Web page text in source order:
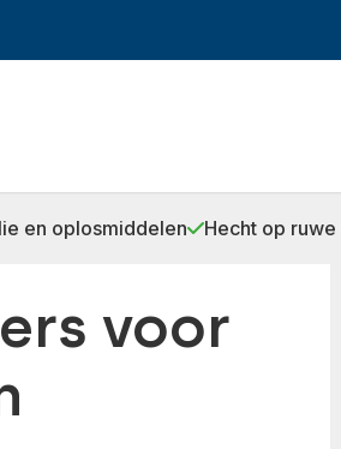
en oplosmiddelen Hecht op
voor